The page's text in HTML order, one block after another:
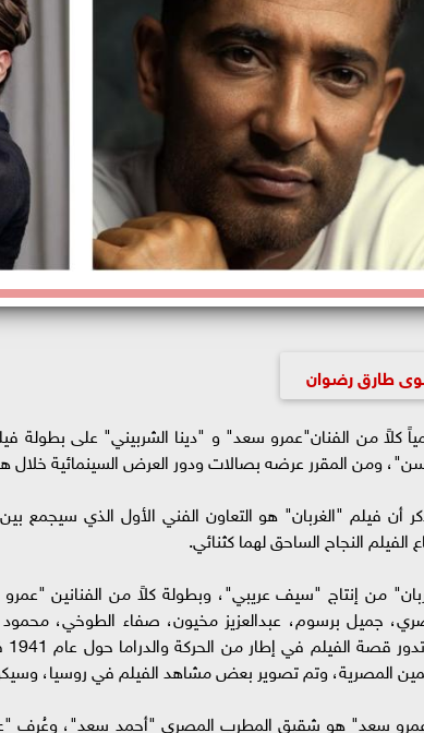
طارق رضوان
كلاً من الفنان"عمرو سعد" و "دينا الشربيني" على بطولة
ومن المقرر عرضه بصالات ودور العرض السينمائية خلال هذا
أن فيلم "الغربان" هو التعاون الفني الأول الذي سيجمع
الفيلم النجاح الساحق لهما كثنائي.
من إنتاج "سيف عريبي"، وبطولة كلاً من الفنانين "عمرو
جميل برسوم، عبدالعزيز مخيون، صفاء الطوخي، محمود
المصرية، وتم تصوير بعض مشاهد الفيلم في روسيا،
سعد" هو شقيق المطرب المصري "أحمد سعد"، وعُرف